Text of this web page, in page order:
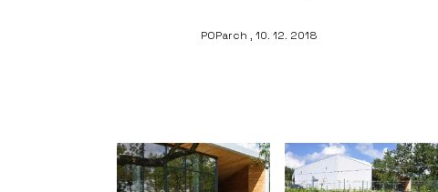
POParch , 10. 12. 2018